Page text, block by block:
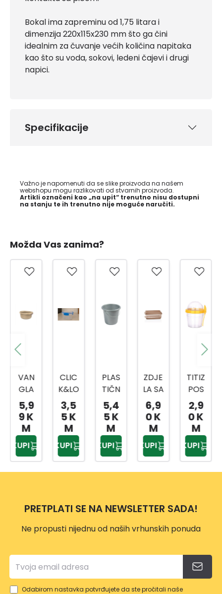
Bokal ima zapreminu od 1,75 litara i
dimenzija 220x115x230 mm što ga čini
idealnim za čuvanje većih količina napitaka
kao što su voda, sokovi, ledeni čajevi i drugi
napici.
Specifikacije
Važno je napomenuti da se slike proizvoda na našem
webshopu mogu razlikovati od stvarnih proizvoda.
Artikli označeni kao „na upit“ trenutno nisu dostupni
na stanju te ih trenutno nije moguće naručiti.
Možda Vas zanima?
VAN
GLA
SA
RUČI
CAM
A 12L
5,9
9 K
M
KUPI
CLIC
K&LO
CK
POS
UDA
1,5 L
3,5
5 K
M
KUPI
PLAS
TIČN
A
KANT
A SA
MET
ALNO
M
DRŠK
5,4
5 K
M
KUPI
ZDJE
LA SA
CJED
ILJK
OM
6,9
0 K
M
KUPI
TITIZ
POS
UDA
ZA
BEBI
HRA
NU
500
ML
2,9
0 K
M
KUPI
PRETPLATI SE NA NEWSLETTER SADA!
Ne propusti nijednu od naših vrhunskih ponuda
Odabirom nastavka potvrđujete da ste pročitali naše